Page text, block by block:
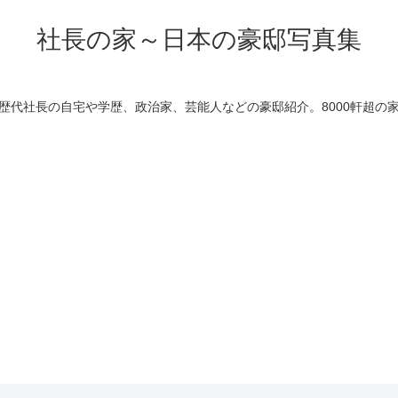
社長の家～日本の豪邸写真集
代社長の自宅や学歴、政治家、芸能人などの豪邸紹介。8000軒超の家